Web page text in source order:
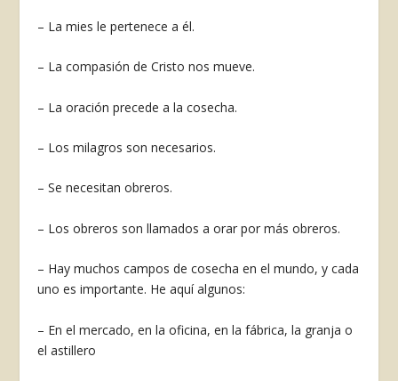
– La mies le pertenece a él.
– La compasión de Cristo nos mueve.
– La oración precede a la cosecha.
– Los milagros son necesarios.
– Se necesitan obreros.
– Los obreros son llamados a orar por más obreros.
– Hay muchos campos de cosecha en el mundo, y cada
uno es importante. He aquí algunos:
– En el mercado, en la oficina, en la fábrica, la granja o
el astillero